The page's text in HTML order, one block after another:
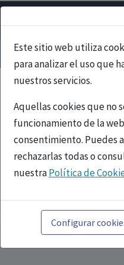
Este sitio web utiliza
para analizar el uso que
nuestros servicios.
Aquellas cookies que no
funcionamiento de la
consentimiento. Puedes
rechazarlas todas o
nuestraPolítica de
Toda la información
referida a productos del
tanto, dirigida a
facultados para
Configurar